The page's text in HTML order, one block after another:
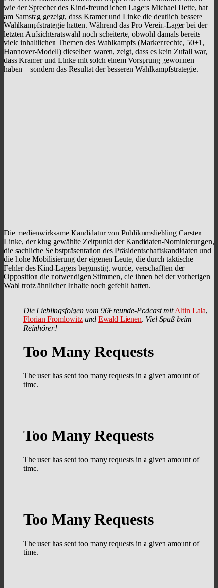
wie der Sprecher des Kind-freundlichen Lagers Michael Dette, hat
am Samstag gezeigt, dass Kramer und Linke die deutlich bessere
Wahlkampfstrategie hatten. Während das Pro Verein-Lager bei der
letzten Aufsichtsratswahl noch scheiterte, obwohl damals bereits
viele inhaltlichen Themen des Wahlkampfs (Markenrechte, 50+1,
Hannover-Modell) dieselben waren, zeigt, dass es kein Zufall war,
dass Kramer und Linke mit solch einem Vorsprung gewonnen
haben – sondern das Resultat der besseren Wahlkampfstrategie.
Die medienwirksame Kandidatur von Publikumsliebling Carsten
Linke, der klug gewählte Zeitpunkt der Kandidaten-Nominierungen,
die sachliche Selbstpräsentation des Präsidentschaftskandidaten und
die hohe Mobilisierung der eigenen Leute, die durch taktische
Fehler des Kind-Lagers begünstigt wurde, verschafften der
Opposition die notwendigen Stimmen, die ihnen bei der vorherigen
Wahl trotz ähnlicher Inhalte noch gefehlt hatten.
Die Lieblingsfolgen vom 96Freunde-Podcast mit Altin Lala,
Florian Fromlowitz und Ewald Lienen. Viel Spaß beim
Reinhören!